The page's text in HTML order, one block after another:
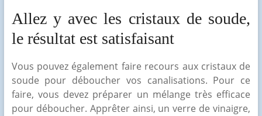
Allez y avec les cristaux de soude,
le résultat est satisfaisant
Vous pouvez également faire recours aux cristaux de
soude pour déboucher vos canalisations. Pour ce
faire, vous devez préparer un mélange très efficace
pour déboucher. Apprêter ainsi, un verre de vinaigre,